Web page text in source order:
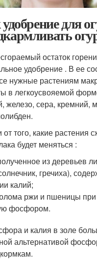
для
остаток
удобрение . В ее
нужные растениям
в легкоусвояемой
железо, сера, кремний,
того, какие растения
будет меняться :
из деревьев
гречиха),
калий;
ржи и пшеницы
фосфором.
и калия в золе
альтернативой